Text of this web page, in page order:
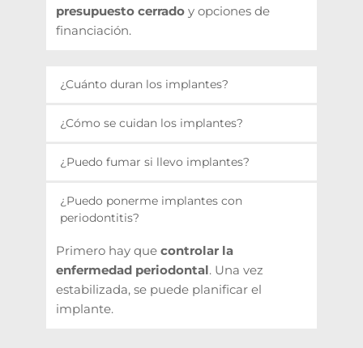
presupuesto cerrado y opciones de
financiación.
¿Cuánto duran los implantes?
higiene, controles periódicos y evitar el
¿Cómo se cuidan los implantes?
Cepillado, hilo/sedas superfloss
implantes ayuda, pero no sustituye la
higiene mecánica. Revisiones
¿Puedo fumar si llevo implantes?
El tabaco reduce la tasa de éxito
aumenta riesgo de periimplantitis.
y después de la cirugía).
¿Puedo ponerme implantes con
periodontitis?
Primero hay que controlar la
enfermedad periodontal. Una vez
estabilizada, se puede planificar el
implante.